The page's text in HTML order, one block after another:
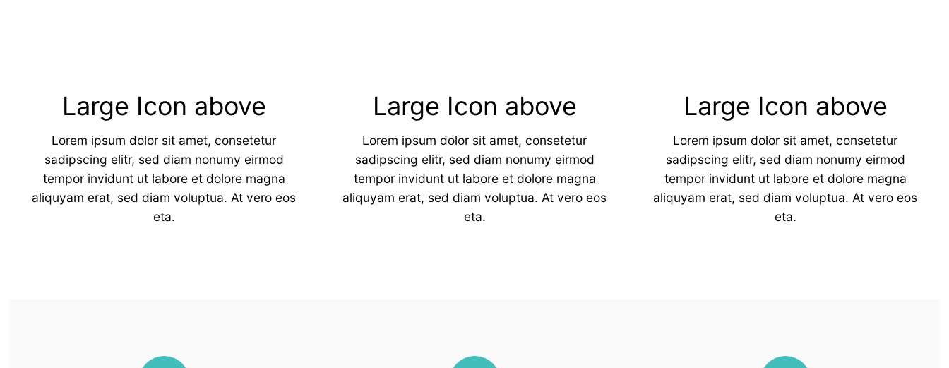
Large Icon above
Lorem ipsum dolor sit amet, consetetur
sadipscing elitr, sed diam nonumy eirmod
tempor invidunt ut labore et dolore magna
aliquyam erat, sed diam voluptua. At vero eos
eta.
Large Icon above
Lorem ipsum dolor sit amet, consetetur
sadipscing elitr, sed diam nonumy eirmod
tempor invidunt ut labore et dolore magna
aliquyam erat, sed diam voluptua. At vero eos
eta.
Large Icon above
Lorem ipsum dolor sit amet, consetetur
sadipscing elitr, sed diam nonumy eirmod
tempor invidunt ut labore et dolore magna
aliquyam erat, sed diam voluptua. At vero eos
eta.